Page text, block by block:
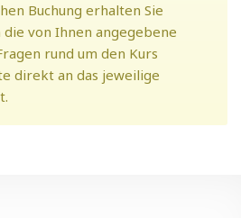
Buchung erhalten Sie
von Ihnen angegebene
rund um den Kurs
direkt an das jeweilige